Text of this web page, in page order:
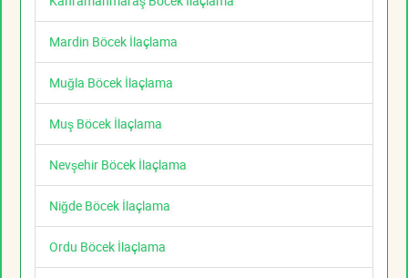
Mardin Böcek İlaçlama
Muğla Böcek İlaçlama
Muş Böcek İlaçlama
Nevşehir Böcek İlaçlama
Niğde Böcek İlaçlama
Ordu Böcek İlaçlama